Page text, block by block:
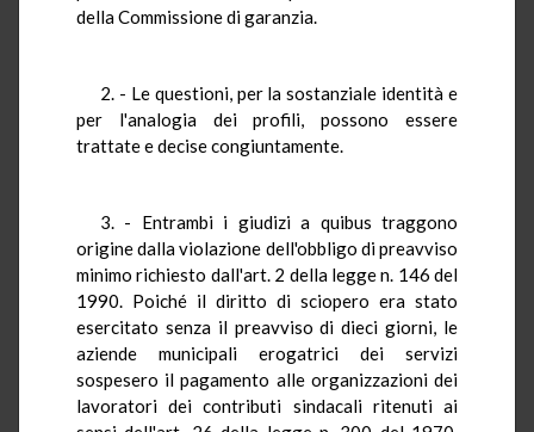
della Commissione di garanzia.
2. - Le questioni, per la sostanziale identità e
per l'analogia dei profili, possono essere
trattate e decise congiuntamente.
3. - Entrambi i giudizi a quibus traggono
origine dalla violazione dell'obbligo di preavviso
minimo richiesto dall'art. 2 della legge n. 146 del
1990. Poiché il diritto di sciopero era stato
esercitato senza il preavviso di dieci giorni, le
aziende municipali erogatrici dei servizi
sospesero il pagamento alle organizzazioni dei
lavoratori dei contributi sindacali ritenuti ai